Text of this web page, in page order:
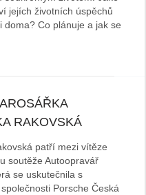
jejích životních úspěchů
doma? Co plánuje a jak se
RAKOVSKÁ
patří mezi vítěze
soutěže Autoopravář
se uskutečnila s
Porsche Česká